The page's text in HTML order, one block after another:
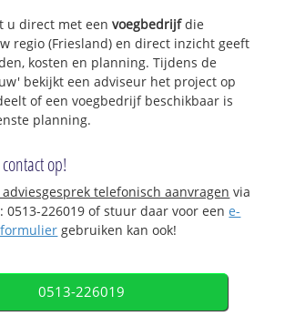
u direct met eenvoegbedrijfdie
regio (Friesland) en direct inzicht geeft
kosten en planning. Tijdens de
bekijkt een adviseur het project op
of een voegbedrijf beschikbaar is
planning.
op!
telefonisch aanvragen via
0513-226019 of stuur daar voor eene-
gebruiken kan ook!
0513-226019